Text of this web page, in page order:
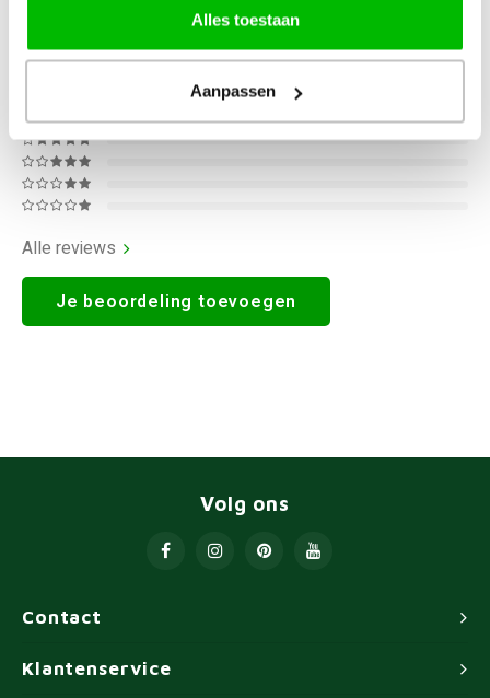
Alles toestaan
Aanpassen
STERREN OP BASIS VAN
0Reviews
Alle reviews
Je beoordeling toevoegen
Contact
Volg ons
Klantenservice